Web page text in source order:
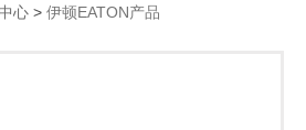
心 > 伊顿EATON产品